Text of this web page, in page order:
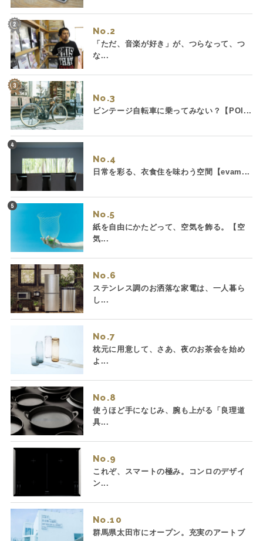
No.
「ただ、音楽が好き」が、つらなって、つ
な...
No.
ビンテージ自転車に乗ってみない？【POI...
No.
日常を彩る、衣食住を味わう空間【evam...
No.
紙を自由にかたどって、空気を飾る。【空
気...
No.
ステンレス調のお洒落な家電は、一人暮ら
し...
No.
枕元に用意して、さあ、夜のお茶会を始め
よ...
No.
使うほど手になじみ、腕も上がる「良理道
具...
No.
これぞ、スマートの極み。コンロのデザイ
ン...
No.
群馬県太田市にオープン。充実のアートブ